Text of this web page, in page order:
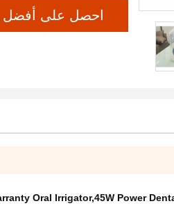
احصل على أفضل
Oral Irrigator,45W Power